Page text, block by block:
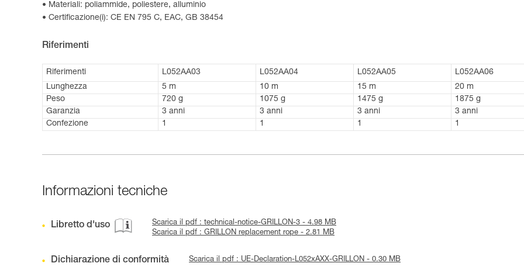
Materiali: poliammide, poliestere, alluminio
Certificazione(i): CE EN 795 C, EAC, GB 38454
Riferimenti
Riferimenti L052AA03 L052AA04 L052AA05
L052AA06
Lunghezza
5 m 10 m 15 m
20 m
Peso
720 g 1075 g 1475 g
1875 g
Garanzia
3 anni 3 anni 3 anni
3 anni
Confezione
1 1 1 1
Informazioni tecniche
Libretto d'uso
Scarica il pdf : technical-notice-GRILLON-3 - 4.98 MB
Scarica il pdf : GRILLON replacement rope - 2.81 MB
Dichiarazione di conformità Scarica il pdf : UE-Declaration-L052xAXX-GRILLON - 0.30 MB